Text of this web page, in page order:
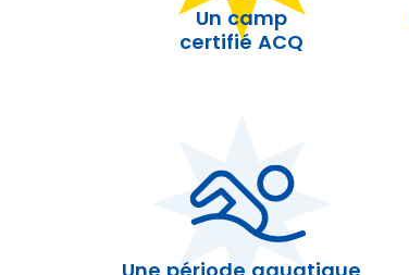
Un camp
certifié ACQ